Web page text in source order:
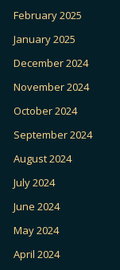
February 2025
January 2025
December 2024
November 2024
October 2024
September 2024
August 2024
July 2024
June 2024
May 2024
April 2024